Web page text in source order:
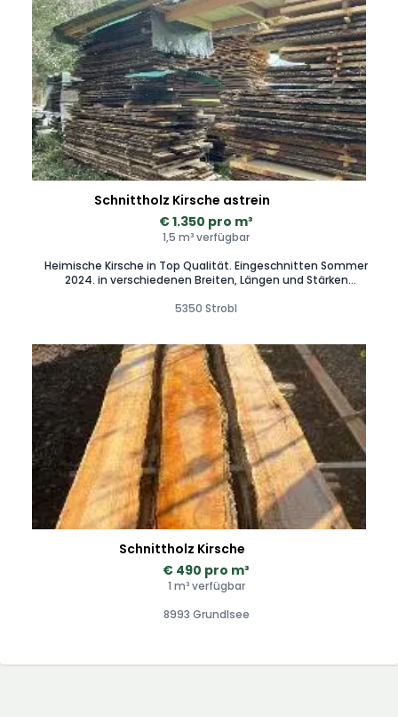
Schnittholz Kirsche astrein
€ 1.350 pro m³
1,5 m³ verfügbar
Heimische Kirsche in Top Qualität. Eingeschnitten Sommer
2024. in verschiedenen Breiten, Längen und Stärken
5350 Strobl
Schnittholz Kirsche
€ 490 pro m³
1 m³ verfügbar
8993 Grundlsee